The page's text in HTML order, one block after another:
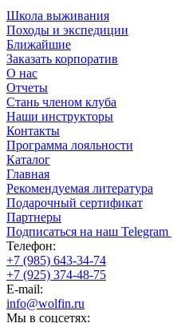
Школа выживания
Походы и экспедиции
Ближайшие
Заказать корпоратив
О нас
Отчеты
Стань членом клуба
Наши инструкторы
Контакты
Программа лояльности
Каталог
Главная
Рекомендуемая литература
Подарочный сертификат
Партнеры
Подписаться на наш Telegram
Телефон:
+7 (985) 643-34-74
+7 (925) 374-48-75
E-mail:
info@wolfin.ru
Мы в соцсетях: